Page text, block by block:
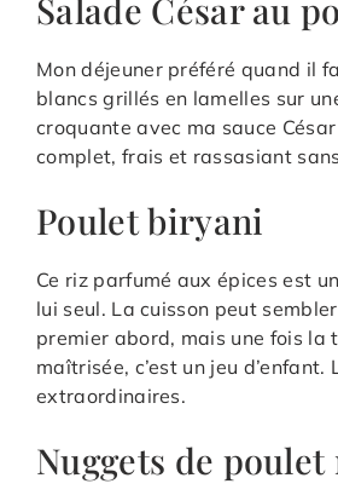
Salade César au
Mon déjeuner préféré quand il
blancs grillés en lamelles sur
croquante avec ma sauce
complet, frais et rassasiant
Poulet biryani
Ce riz parfumé aux épices est
lui seul. La cuisson peut
premier abord, mais une fois la
maîtrisée, c’est un jeu d’enfant.
extraordinaires.
Nuggets de poulet